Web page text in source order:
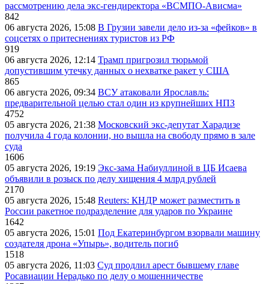
рассмотрению дела экс-гендиректора «ВСМПО-Ависма»
842
06 августа 2026, 15:08 В Грузии завели дело из-за «фейков» в
соцсетях о притеснениях туристов из РФ
919
06 августа 2026, 12:14 Трамп пригрозил тюрьмой
допустившим утечку данных о нехватке ракет у США
865
06 августа 2026, 09:34 ВСУ атаковали Ярославль:
предварительной целью стал один из крупнейших НПЗ
4752
05 августа 2026, 21:38 Московский экс-депутат Харадизе
получила 4 года колонии, но вышла на свободу прямо в зале
суда
1606
05 августа 2026, 19:19 Экс-зама Набиуллиной в ЦБ Исаева
объявили в розыск по делу хищения 4 млрд рублей
2170
05 августа 2026, 15:48 Reuters: КНДР может разместить в
России ракетное подразделение для ударов по Украине
1642
05 августа 2026, 15:01 Под Екатеринбургом взорвали машину
создателя дрона «Упырь», водитель погиб
1518
05 августа 2026, 11:03 Суд продлил арест бывшему главе
Росавиации Нерадько по делу о мошенничестве